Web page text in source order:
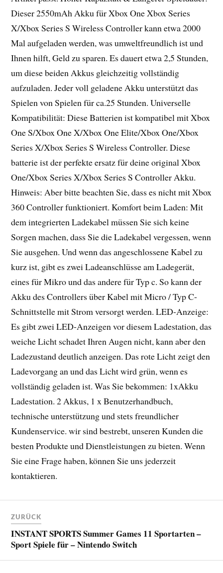
Dieser 2550mAh Akku für Xbox One Xbox Series
X/Xbox Series S Wireless Controller kann etwa 2000
Mal aufgeladen werden, was umweltfreundlich ist und
Ihnen hilft, Geld zu sparen. Es dauert etwa 2,5 Stunden,
um diese beiden Akkus gleichzeitig vollständig
aufzuladen. Jeder voll geladene Akku unterstützt das
Spielen von Spielen für ca.25 Stunden. Universelle
Kompatibilität: Diese Batterien ist kompatibel mit Xbox
One S/Xbox One X/Xbox One Elite/Xbox One/Xbox
Series X/Xbox Series S Wireless Controller. Diese
batterie ist der perfekte ersatz für deine original Xbox
One/Xbox Series X/Xbox Series S Controller Akku.
Hinweis: Aber bitte beachten Sie, dass es nicht mit Xbox
360 Controller funktioniert. Komfort beim Laden: Mit
dem integrierten Ladekabel müssen Sie sich keine
Sorgen machen, dass Sie die Ladekabel vergessen, wenn
Sie ausgehen. Und wenn das angeschlossene Kabel zu
kurz ist, gibt es zwei Ladeanschlüsse am Ladegerät,
eines für Mikro und das andere für Typ c. So kann der
Akku des Controllers über Kabel mit Micro / Typ C-
Schnittstelle mit Strom versorgt werden. LED-Anzeige:
Es gibt zwei LED-Anzeigen vor diesem Ladestation, das
weiche Licht schadet Ihren Augen nicht, kann aber den
Ladezustand deutlich anzeigen. Das rote Licht zeigt den
Ladevorgang an und das Licht wird grün, wenn es
vollständig geladen ist. Was Sie bekommen: 1xAkku
Ladestation. 2 Akkus, 1 x Benutzerhandbuch,
technische unterstützung und stets freundlicher
Kundenservice. wir sind bestrebt, unseren Kunden die
besten Produkte und Dienstleistungen zu bieten. Wenn
Sie eine Frage haben, können Sie uns jederzeit
kontaktieren.
ZURÜCK
INSTANT SPORTS Summer Games 11 Sportarten –
Sport Spiele für – Nintendo Switch